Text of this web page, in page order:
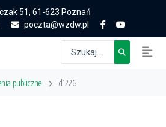
51, 61-623 Poznań
poczta@wzdw.pl
publiczne id1226